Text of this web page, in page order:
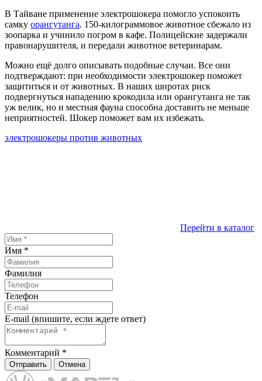
В Тайване применение электрошокера помогло успокоить
самку орангутанга. 150-килограммовое животное сбежало из
зоопарка и учинило погром в кафе. Полицейские задержали
правонарушителя, и передали животное ветеринарам.
Можно ещё долго описывать подобные случаи. Все они
подтверждают: при необходимости электрошокер поможет
защититься и от животных. В наших широтах риск
подвергнуться нападению крокодила или орангутанга не так
уж велик, но и местная фауна способна доставить не меньше
неприятностей. Шокер поможет вам их избежать.
электрошокеры против животных
Перейти в каталог
Имя *
Фамилия
Телефон
E-mail (впишите, если ждете ответ)
Комментарий *
Отправить Отмена